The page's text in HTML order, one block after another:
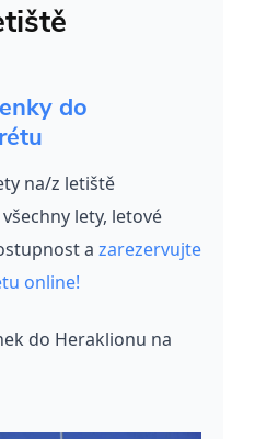
do
na/z letiště
lety, letové
a zarezervujte
online!
do Heraklionu na